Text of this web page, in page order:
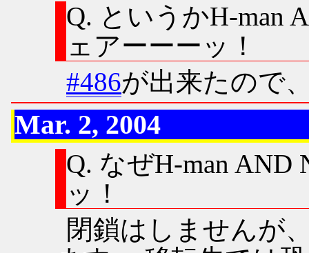
Q. というかH-man
ェアーーーッ！
#486が出来たので
Mar. 2, 2004
Q. なぜH-man
ッ！
閉鎖はしませんが